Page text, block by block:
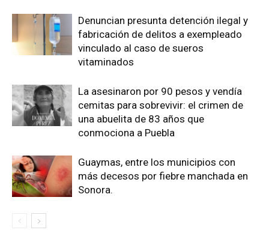
Denuncian presunta detención ilegal y
fabricación de delitos a exempleado
vinculado al caso de sueros
vitaminados
La asesinaron por 90 pesos y vendía
cemitas para sobrevivir: el crimen de
una abuelita de 83 años que
conmociona a Puebla
Guaymas, entre los municipios con
más decesos por fiebre manchada en
Sonora.